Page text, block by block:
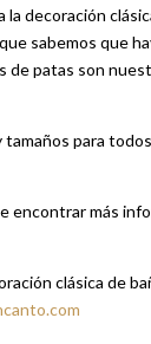
la decoración
sabemos que
de patas son
tamaños para
encontrar más
clásica de